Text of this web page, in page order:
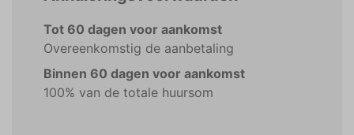
Tot 60 dagen voor aankomst
Overeenkomstig de aanbetaling
Binnen 60 dagen voor aankomst
100% van de totale huursom